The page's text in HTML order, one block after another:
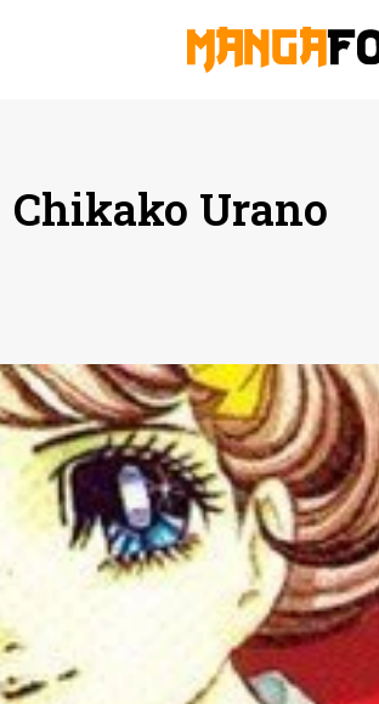
Chikako Urano